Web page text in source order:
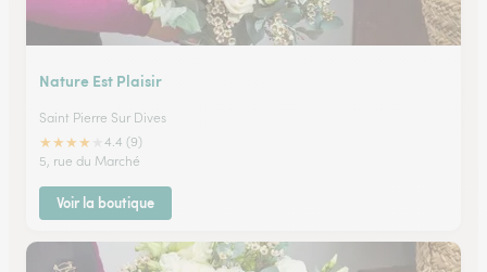
Nature Est Plaisir
Saint Pierre Sur Dives
★★★★
4.4 (9)
5, rue du Marché
Voir la boutique